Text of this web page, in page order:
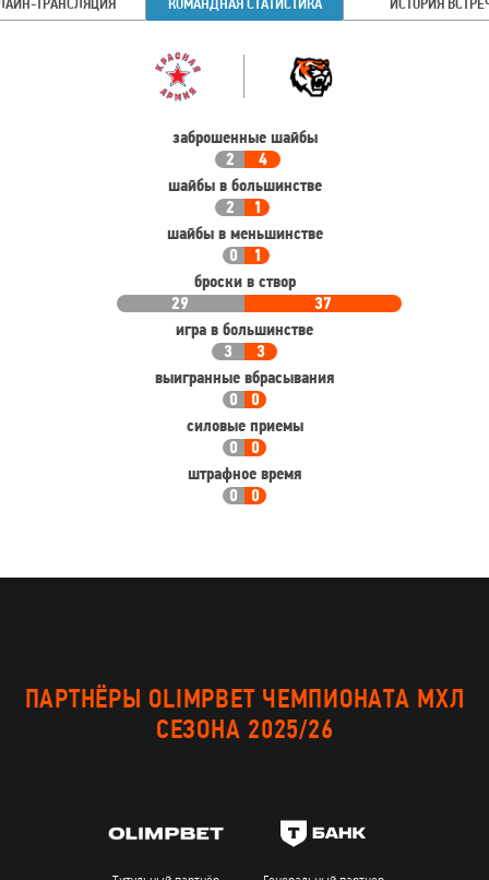
ТРАНСЛЯЦИЯ КОМАНДНАЯ СТАТИСТИКА ИСТОРИЯ
Команда
заброшенные шайбы
2
4
шайбы в большинстве
2
1
шайбы в меньшинстве
0
1
броски в створ
29
37
игра в большинстве
3
3
выигранные вбрасывания
0
0
силовые приемы
0
0
штрафное время
0
0
ПАРТНЁРЫ OLIMPBET ЧЕМПИОНАТА МХЛ
СЕЗОНА 2025/26